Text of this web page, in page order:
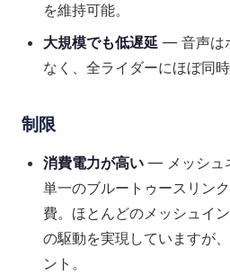
を維持可能。
大規模でも低遅延 — 音声は
なく、全ライダーにほぼ同時
制限
消費電力が高い — メッシュ
単一のブルートゥースリン
費。ほとんどのメッシュイ
の駆動を実現していますが
ント。